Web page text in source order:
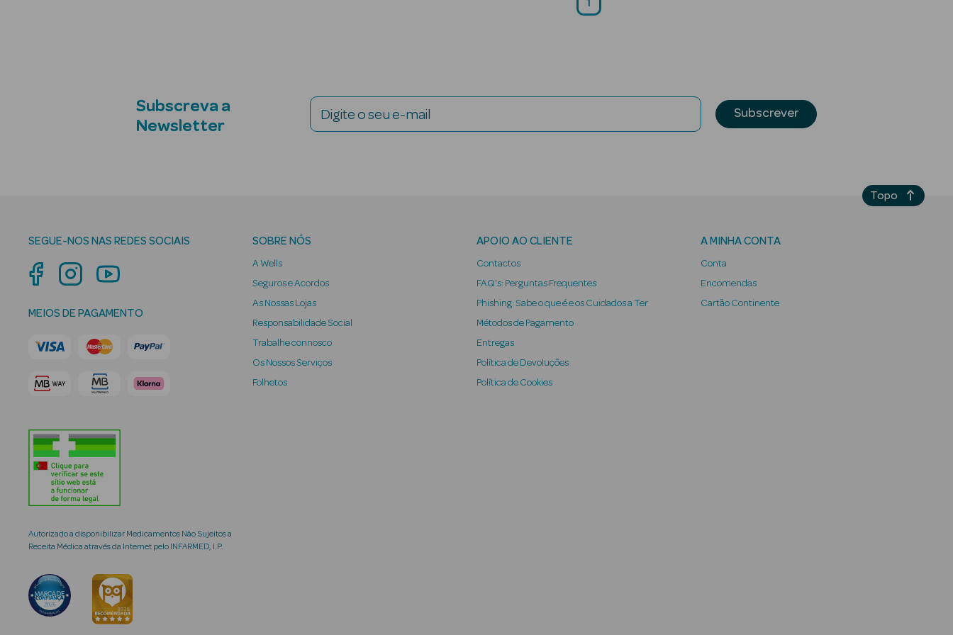
1
Subscreva a
Newsletter
Digite o seu e-mail Subscrever
SEGUE-NOS NAS REDES SOCIAIS
MEIOS DE PAGAMENTO
Autorizado a disponibilizar Medicamentos Não Sujeitos a
Receita Médica através da Internet pelo INFARMED, I.P.
SOBRE NÓS
A Wells
Seguros e Acordos
As Nossas Lojas
Responsabilidade Social
Trabalhe connosco
Os Nossos Serviços
Folhetos
APOIO AO CLIENTE
Contactos
FAQ's: Perguntas Frequentes
Phishing: Sabe o que é e os Cuidados a Ter
Métodos de Pagamento
Entregas
Política de Devoluções
Política de Cookies
A MINHA CONTA
Conta
Encomendas
Cartão Continente
Topo